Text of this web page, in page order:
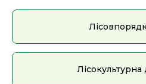
Лісокультурна